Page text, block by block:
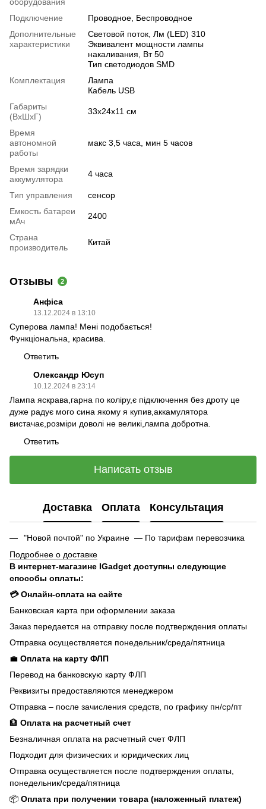
Подключение
Проводное, Беспроводное
Дополнительные
характеристики
Световой поток, Лм (LED) 310
Эквивалент мощности лампы
накаливания, Вт 50
Тип светодиодов SMD
Комплектация
Лампа
Кабель USB
Габариты
(ВхШхГ)
33х24х11 см
Время
автономной
работы
макс 3,5 часа, мин 5 часов
Время зарядки
аккумулятора
4 часа
Тип управления
сенсор
Емкость батареи
мАч
2400
Страна
производитель
Китай
Отзывы 2
Анфіса
13.12.2024 в 13:10
Суперова лампа! Мені подобається!
Функціональна, красива.
Ответить
Олександр Юсуп
10.12.2024 в 23:14
Лампа яскрава,гарна по коліру,є підключення без дроту це
дуже радує мого сина якому я купив,аккамулятора
вистачає,розміри доволі не великі,лампа добротна.
Ответить
Написать отзыв
Доставка Оплата Консультация
"Новой почтой" по Украине — По тарифам перевозчика
Подробнее о доставке
В интернет-магазине IGadget доступны следующие
способы оплаты:
💳 Онлайн-оплата на сайте
Банковская карта при оформлении заказа
Заказ передается на отправку после подтверждения оплаты
Отправка осуществляется понедельник/среда/пятница
💼 Оплата на карту ФЛП
Перевод на банковскую карту ФЛП
Реквизиты предоставляются менеджером
Отправка – после зачисления средств, по графику пн/ср/пт
🏦 Оплата на расчетный счет
Безналичная оплата на расчетный счет ФЛП
Подходит для физических и юридических лиц
Отправка осуществляется после подтверждения оплаты,
понедельник/среда/пятница
📦 Оплата при получении товара (наложенный платеж)